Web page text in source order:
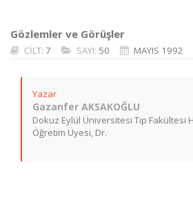
Gözlemler ve Görüşler
CİLT: 7 SAYI: 50 MAYIS 1992
Yazar
Gazanfer AKSAKOĞLU
Dokuz Eylül Üniversitesi Tıp Fakültesi
Öğretim Üyesi, Dr.